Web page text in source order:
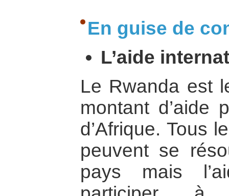
En guise de
L’aide
Le Rwanda est
montant d’aide
d’Afrique. Tous
peuvent se
pays mais